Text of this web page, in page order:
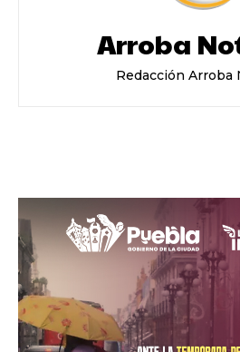
Arroba
Redacción Arroba